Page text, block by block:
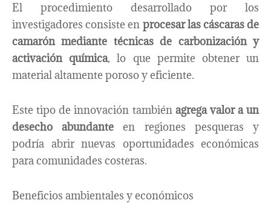
El procedimiento desarrollado por los
investigadores consiste en procesar las cáscaras de
camarón mediante técnicas de carbonización y
activación química, lo que permite obtener un
material altamente poroso y eficiente.
Este tipo de innovación también agrega valor a un
desecho abundante en regiones pesqueras y
podría abrir nuevas oportunidades económicas
para comunidades costeras.
Beneficios ambientales y económicos